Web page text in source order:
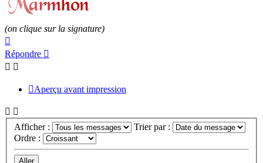
(on clique sur la signature)
Répondre
Aperçu avant impression
Afficher :
Trier par :
Ordre :